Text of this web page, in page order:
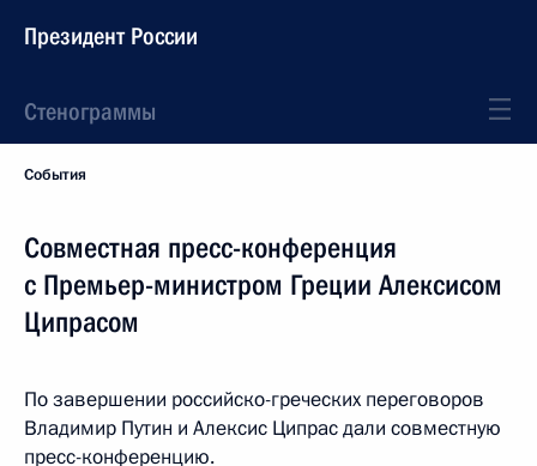
Президент России
Стенограммы
События
Совместная пресс-конференция
с Премьер-министром Греции Алексисом
Ципрасом
По завершении российско-греческих переговоров
Владимир Путин и Алексис Ципрас дали совместную
пресс-конференцию.